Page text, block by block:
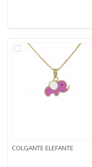
COLGANTE ELEFANTE